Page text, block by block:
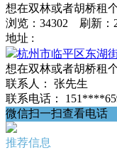
想在双林或者胡桥租
浏览：34302 刷新：
地址 :
杭州市临平区东湖
想在双林或者胡桥租
联系人：
张先生
联系电话：
微信扫一扫查看电话
推荐信息